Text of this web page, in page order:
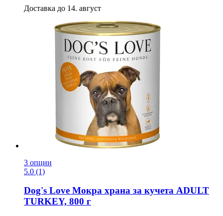
Доставка до 14. август
3 опции
5.0 (1)
Dog's Love Мокра храна за кучета ADULT
TURKEY, 800 г